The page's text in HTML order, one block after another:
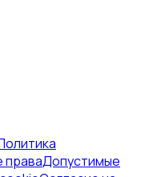
праваДопустимые